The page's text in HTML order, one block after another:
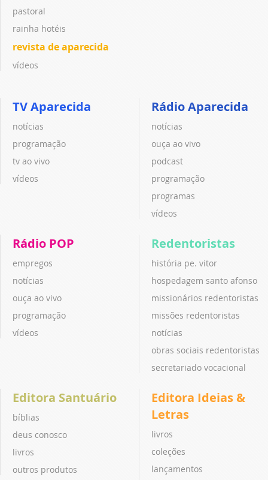
pastoral
rainha hotéis
revista de aparecida
vídeos
TV Aparecida
notícias
programação
tv ao vivo
vídeos
Rádio Aparecida
notícias
ouça ao vivo
podcast
programação
programas
vídeos
Rádio POP
empregos
notícias
ouça ao vivo
programação
vídeos
Redentoristas
história pe. vitor
hospedagem santo afonso
missionários redentoristas
missões redentoristas
notícias
obras sociais redentoristas
secretariado vocacional
Editora Santuário
bíblias
deus conosco
livros
outros produtos
Editora Ideias &
Letras
livros
coleções
lançamentos